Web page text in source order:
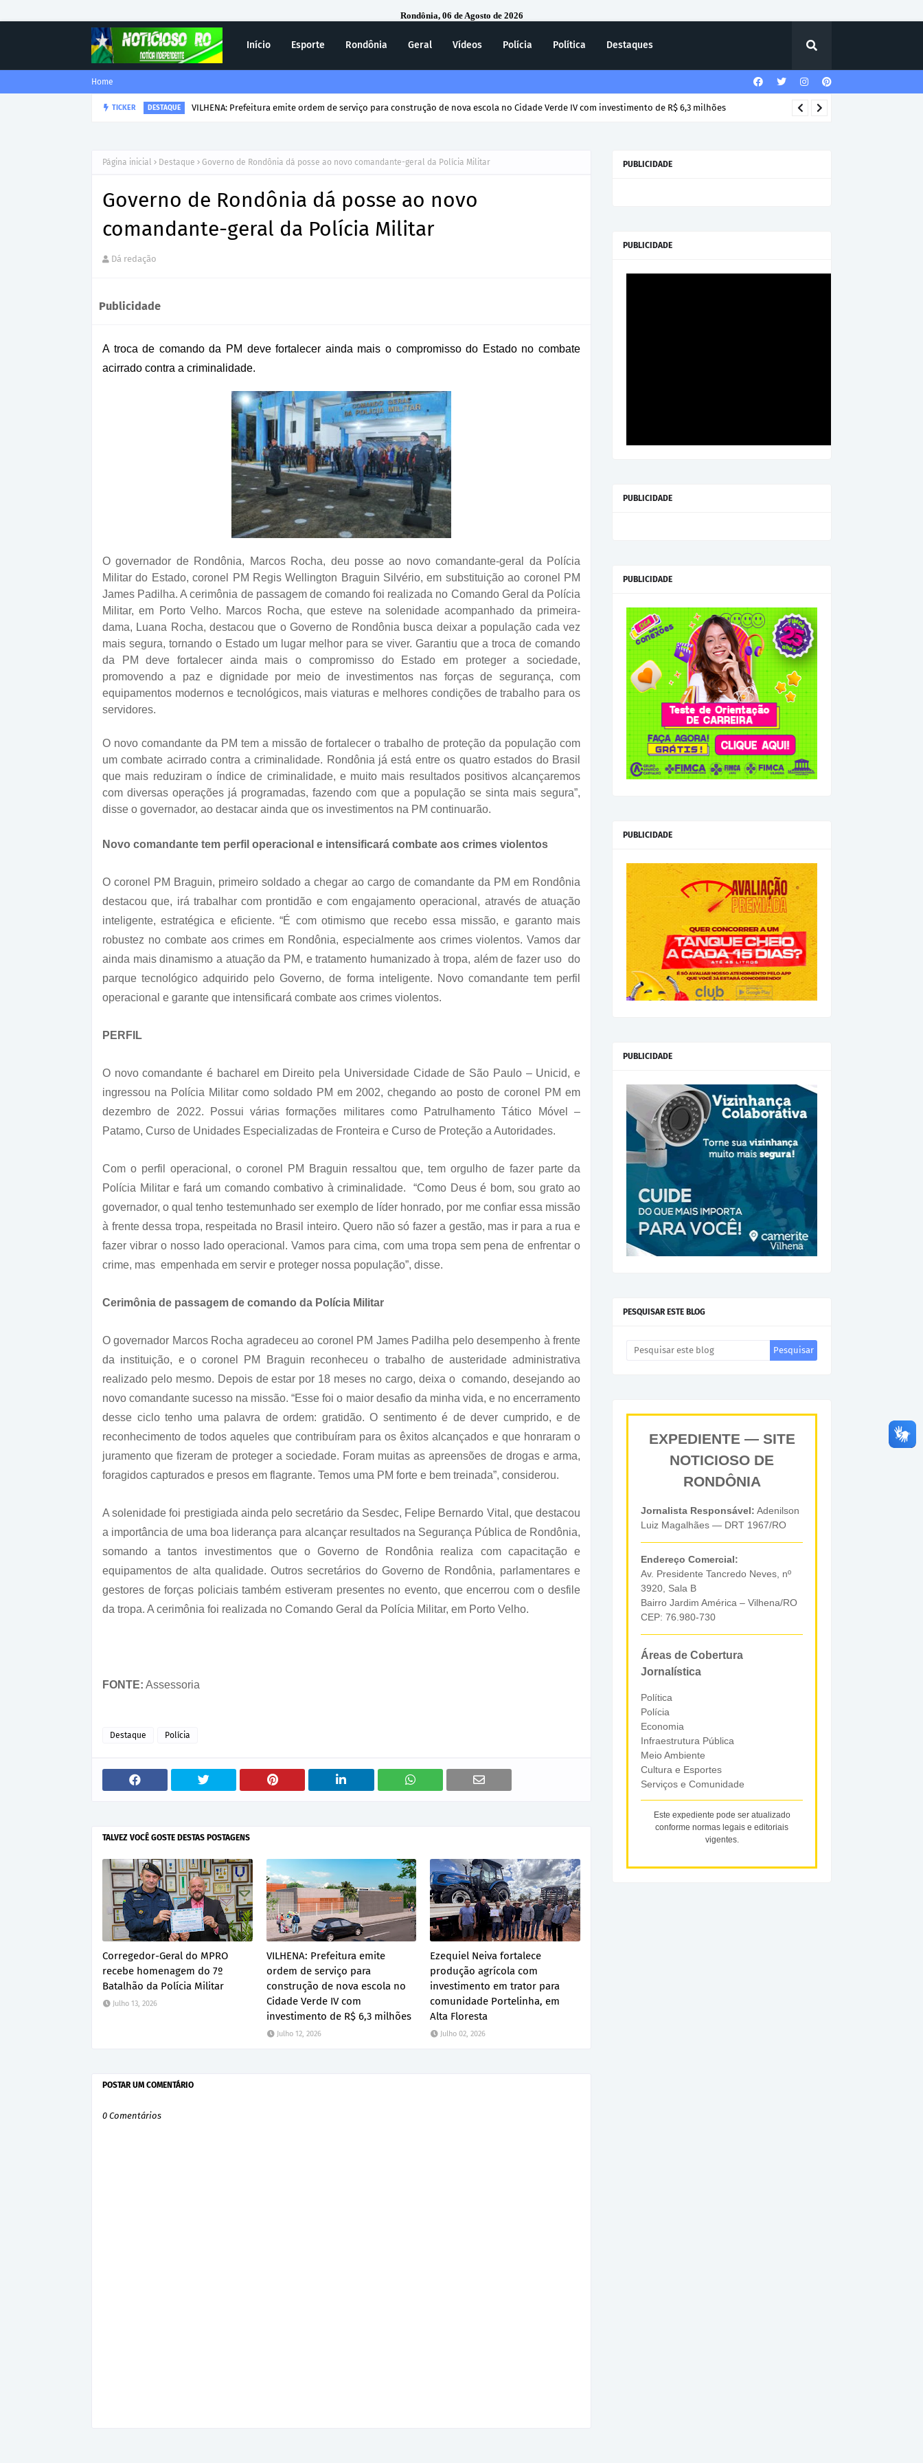
Rondônia, 06 de Agosto de 2026
Início Esporte Rondônia Geral Vídeos Polícia Política Destaques
Home
TICKER DESTAQUE VILHENA: Prefeitura emite ordem de serviço para construção de nova escola no Cidade Verde IV com investimento de R$ 6,3 milhões
Página inicial Destaque Governo de Rondônia dá posse ao novo comandante-geral da Polícia Militar
Governo de Rondônia dá posse ao novo
comandante-geral da Polícia Militar
Dá redação
Publicidade
A troca de comando da PM deve fortalecer ainda mais o compromisso do Estado no combate
acirrado contra a criminalidade.
O governador de Rondônia, Marcos Rocha, deu posse ao novo comandante-geral da Polícia
Militar do Estado, coronel PM Regis Wellington Braguin Silvério, em substituição ao coronel PM
James Padilha. A cerimônia de passagem de comando foi realizada no Comando Geral da Polícia
Militar, em Porto Velho. Marcos Rocha, que esteve na solenidade acompanhado da primeira-
dama, Luana Rocha, destacou que o Governo de Rondônia busca deixar a população cada vez
mais segura, tornando o Estado um lugar melhor para se viver. Garantiu que a troca de comando
da PM deve fortalecer ainda mais o compromisso do Estado em proteger a sociedade,
promovendo a paz e dignidade por meio de investimentos nas forças de segurança, com
equipamentos modernos e tecnológicos, mais viaturas e melhores condições de trabalho para os
servidores.
O novo comandante da PM tem a missão de fortalecer o trabalho de proteção da população com
um combate acirrado contra a criminalidade. Rondônia já está entre os quatro estados do Brasil
que mais reduziram o índice de criminalidade, e muito mais resultados positivos alcançaremos
com diversas operações já programadas, fazendo com que a população se sinta mais segura”,
disse o governador, ao destacar ainda que os investimentos na PM continuarão.
Novo comandante tem perfil operacional e intensificará combate aos crimes violentos
O coronel PM Braguin, primeiro soldado a chegar ao cargo de comandante da PM em Rondônia
destacou que, irá trabalhar com prontidão e com engajamento operacional, através de atuação
inteligente, estratégica e eficiente. “É com otimismo que recebo essa missão, e garanto mais
robustez no combate aos crimes em Rondônia, especialmente aos crimes violentos. Vamos dar
ainda mais dinamismo a atuação da PM, e tratamento humanizado à tropa, além de fazer uso do
parque tecnológico adquirido pelo Governo, de forma inteligente. Novo comandante tem perfil
operacional e garante que intensificará combate aos crimes violentos.
PERFIL
O novo comandante é bacharel em Direito pela Universidade Cidade de São Paulo – Unicid, e
ingressou na Polícia Militar como soldado PM em 2002, chegando ao posto de coronel PM em
dezembro de 2022. Possui várias formações militares como Patrulhamento Tático Móvel –
Patamo, Curso de Unidades Especializadas de Fronteira e Curso de Proteção a Autoridades.
Com o perfil operacional, o coronel PM Braguin ressaltou que, tem orgulho de fazer parte da
Polícia Militar e fará um comando combativo à criminalidade. “Como Deus é bom, sou grato ao
governador, o qual tenho testemunhado ser exemplo de líder honrado, por me confiar essa missão
à frente dessa tropa, respeitada no Brasil inteiro. Quero não só fazer a gestão, mas ir para a rua e
fazer vibrar o nosso lado operacional. Vamos para cima, com uma tropa sem pena de enfrentar o
crime, mas empenhada em servir e proteger nossa população”, disse.
Cerimônia de passagem de comando da Polícia Militar
O governador Marcos Rocha agradeceu ao coronel PM James Padilha pelo desempenho à frente
da instituição, e o coronel PM Braguin reconheceu o trabalho de austeridade administrativa
realizado pelo mesmo. Depois de estar por 18 meses no cargo, deixa o comando, desejando ao
novo comandante sucesso na missão. “Esse foi o maior desafio da minha vida, e no encerramento
desse ciclo tenho uma palavra de ordem: gratidão. O sentimento é de dever cumprido, e de
reconhecimento de todos aqueles que contribuíram para os êxitos alcançados e que honraram o
juramento que fizeram de proteger a sociedade. Foram muitas as apreensões de drogas e arma,
foragidos capturados e presos em flagrante. Temos uma PM forte e bem treinada”, considerou.
A solenidade foi prestigiada ainda pelo secretário da Sesdec, Felipe Bernardo Vital, que destacou
a importância de uma boa liderança para alcançar resultados na Segurança Pública de Rondônia,
somando a tantos investimentos que o Governo de Rondônia realiza com capacitação e
equipamentos de alta qualidade. Outros secretários do Governo de Rondônia, parlamentares e
gestores de forças policiais também estiveram presentes no evento, que encerrou com o desfile
da tropa. A cerimônia foi realizada no Comando Geral da Polícia Militar, em Porto Velho.
FONTE: Assessoria
Destaque Polícia
TALVEZ VOCÊ GOSTE DESTAS POSTAGENS
Corregedor-Geral do MPRO
recebe homenagem do 7º
Batalhão da Polícia Militar
Julho 13, 2026
VILHENA: Prefeitura emite
ordem de serviço para
construção de nova escola no
Cidade Verde IV com
investimento de R$ 6,3 milhões
Julho 12, 2026
Ezequiel Neiva fortalece
produção agrícola com
investimento em trator para
comunidade Portelinha, em
Alta Floresta
Julho 02, 2026
POSTAR UM COMENTÁRIO
0 Comentários
PUBLICIDADE
PUBLICIDADE
PUBLICIDADE
PUBLICIDADE
PUBLICIDADE
PUBLICIDADE
PESQUISAR ESTE BLOG
EXPEDIENTE — SITE
NOTICIOSO DE
RONDÔNIA
Jornalista Responsável: Adenilson
Luiz Magalhães — DRT 1967/RO
Endereço Comercial:
Av. Presidente Tancredo Neves, nº
3920, Sala B
Bairro Jardim América – Vilhena/RO
CEP: 76.980-730
Áreas de Cobertura
Jornalística
Política
Polícia
Economia
Infraestrutura Pública
Meio Ambiente
Cultura e Esportes
Serviços e Comunidade
Este expediente pode ser atualizado
conforme normas legais e editoriais
vigentes.